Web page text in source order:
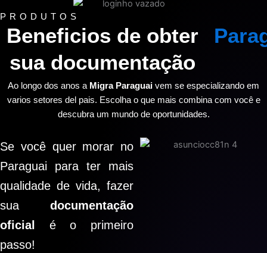
PRODUTOS
Beneficios de obter
sua documentação
Ao longo dos anos a Migra Paraguai vem se especializando em
varios setores del pais. Escolha o que mais combina com você e
descubra um mundo de oportunidades.
Se você quer morar no
Paraguai para ter mais
qualidade de vida, fazer
sua documentação
oficial
é o primeiro
passo!